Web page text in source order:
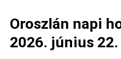
Oroszlán napi
2026. június 22.